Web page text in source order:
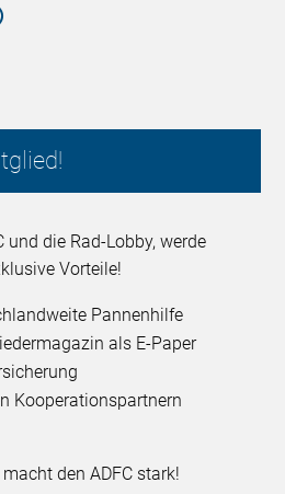
und die Rad-Lobby, werde
Vorteile!
Pannenhilfe
als E-Paper
Kooperationspartnern
den ADFC stark!